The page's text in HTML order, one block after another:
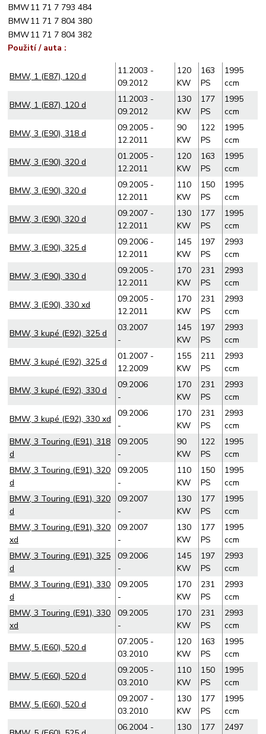
BMW11 71 7 793 484
BMW11 71 7 804 380
BMW11 71 7 804 382
Použití / auta :
BMW, 1 (E87), 120 d
11.2003 -
09.2012
120
KW
163
PS
1995
ccm
BMW, 1 (E87), 120 d
11.2003 -
09.2012
130
KW
177
PS
1995
ccm
BMW, 3 (E90), 318 d
09.2005 -
12.2011
90
KW
122
PS
1995
ccm
BMW, 3 (E90), 320 d
01.2005 -
12.2011
120
KW
163
PS
1995
ccm
BMW, 3 (E90), 320 d
09.2005 -
12.2011
110
KW
150
PS
1995
ccm
BMW, 3 (E90), 320 d
09.2007 -
12.2011
130
KW
177
PS
1995
ccm
BMW, 3 (E90), 325 d
09.2006 -
12.2011
145
KW
197
PS
2993
ccm
BMW, 3 (E90), 330 d
09.2005 -
12.2011
170
KW
231
PS
2993
ccm
BMW, 3 (E90), 330 xd
09.2005 -
12.2011
170
KW
231
PS
2993
ccm
BMW, 3 kupé (E92), 325 d
03.2007
-
145
KW
197
PS
2993
ccm
BMW, 3 kupé (E92), 325 d
01.2007 -
12.2009
155
KW
211
PS
2993
ccm
BMW, 3 kupé (E92), 330 d
09.2006
-
170
KW
231
PS
2993
ccm
BMW, 3 kupé (E92), 330 xd
09.2006
-
170
KW
231
PS
2993
ccm
BMW, 3 Touring (E91), 318
d
09.2005
-
90
KW
122
PS
1995
ccm
BMW, 3 Touring (E91), 320
d
09.2005
-
110
KW
150
PS
1995
ccm
BMW, 3 Touring (E91), 320
d
09.2007
-
130
KW
177
PS
1995
ccm
BMW, 3 Touring (E91), 320
xd
09.2007
-
130
KW
177
PS
1995
ccm
BMW, 3 Touring (E91), 325
d
09.2006
-
145
KW
197
PS
2993
ccm
BMW, 3 Touring (E91), 330
d
09.2005
-
170
KW
231
PS
2993
ccm
BMW, 3 Touring (E91), 330
xd
09.2005
-
170
KW
231
PS
2993
ccm
BMW, 5 (E60), 520 d
07.2005 -
03.2010
120
KW
163
PS
1995
ccm
BMW, 5 (E60), 520 d
09.2005 -
03.2010
110
KW
150
PS
1995
ccm
BMW, 5 (E60), 520 d
09.2007 -
03.2010
130
KW
177
PS
1995
ccm
06.2004 -
130
177
2497